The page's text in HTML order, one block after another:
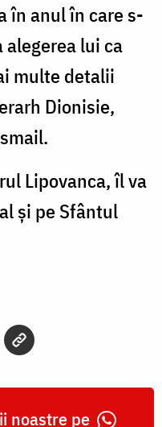
în anul în care s-
lui ca
multe detalii
Dionisie,
Lipovanca, îl va
şi pe Sfântul
noastre pe